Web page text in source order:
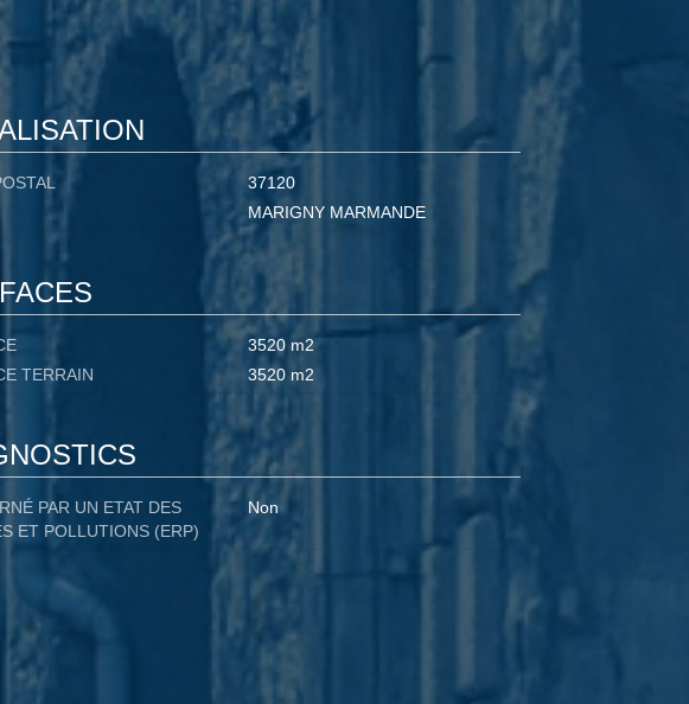
37120
MARIGNY MARMANDE
3520 m2
TERRAIN
3520 m2
PAR UN ETAT DES
ET POLLUTIONS (ERP)
Non